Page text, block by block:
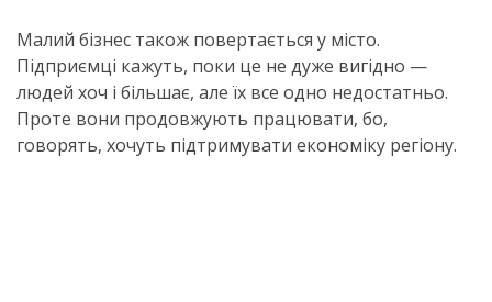
Малий бізнес також повертається у місто.
Підприємці кажуть, поки це не дуже вигідно —
людей хоч і більшає, але їх все одно недостатньо.
Проте вони продовжують працювати, бо,
говорять, хочуть підтримувати економіку регіону.